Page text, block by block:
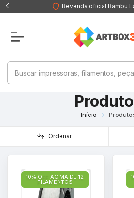
Revenda oficial Bambu
Início
Ordenar
10% OFF ACIMA DE 12
FILAMENTOS